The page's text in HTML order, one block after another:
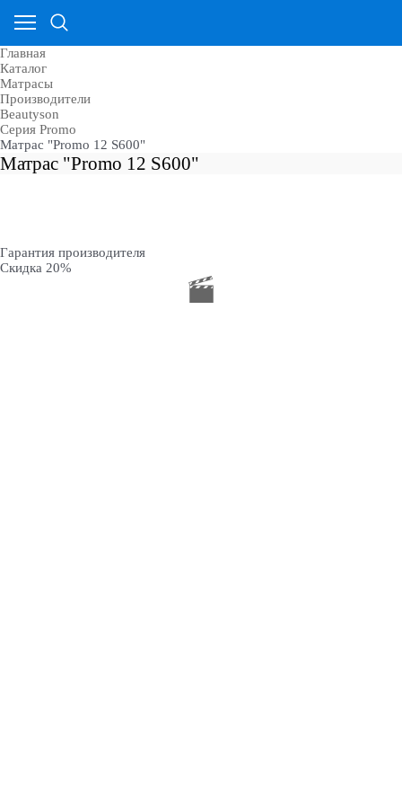
Главная
Каталог
Матрасы
Производители
Beautyson
Серия Promo
Матрас "Promo 12 S600"
Матрас "Promo 12 S600"
Гарантия производителя
Скидка 20%